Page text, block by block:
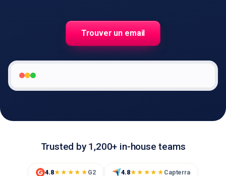
Trouver un email
Trusted by 1,200+ in-house teams
4.8★★★★★ G2 4.8★★★★★ Capterra